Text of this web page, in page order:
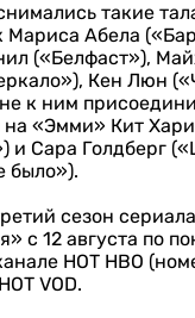
такие
Мариса Абела
(«Белфаст»),
Кен Люн
к ним
«Эмми» Кит
и Сара Голдберг
было»).
сезон сериала
с 12 августа по
HOT HBO
VOD.